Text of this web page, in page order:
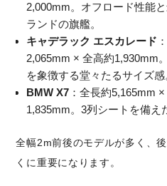
2,000mm。オフロード性能
ランドの旗艦。
キャデラック エスカレード
2,065mm × 全高約1,930mm
を象徴する堂々たるサイズ感
BMW X7 ：全長約5,165mm
1,835mm。3列シートを備え
全幅2m前後のモデルが多く、
くに重要になります。